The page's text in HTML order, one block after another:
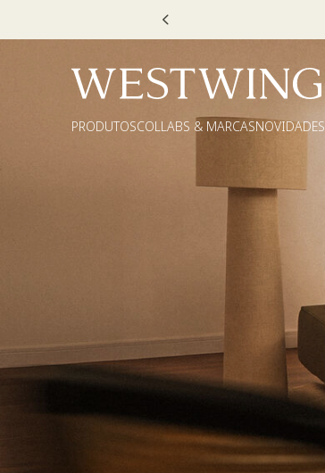
PRODUTOSCOLLABS & MARCASNOVIDADES